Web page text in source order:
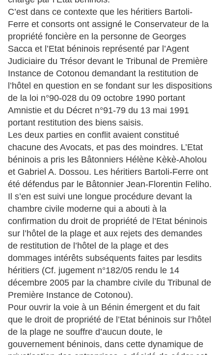
C’est dans ce contexte que les héritiers Bartoli-
Ferre et consorts ont assigné le Conservateur de la
propriété foncière en la personne de Georges
Sacca et l’Etat béninois représenté par l’Agent
Judiciaire du Trésor devant le Tribunal de Première
Instance de Cotonou demandant la restitution de
l’hôtel en question en se fondant sur les dispositions
de la loi n°90-028 du 09 octobre 1990 portant
Amnistie et du Décret n°91-79 du 13 mai 1991
portant restitution des biens saisis.
Les deux parties en conflit avaient constitué
chacune des Avocats, et pas des moindres. L’Etat
béninois a pris les Bâtonniers Hélène Kèkè-Aholou
et Gabriel A. Dossou. Les héritiers Bartoli-Ferre ont
été défendus par le Bâtonnier Jean-Florentin Feliho.
Il s’en est suivi une longue procédure devant la
chambre civile moderne qui a abouti à la
confirmation du droit de propriété de l’Etat béninois
sur l’hôtel de la plage et aux rejets des demandes
de restitution de l’hôtel de la plage et des
dommages intérêts subséquents faites par lesdits
héritiers (Cf. jugement n°182/05 rendu le 14
décembre 2005 par la chambre civile du Tribunal de
Première Instance de Cotonou).
Pour ouvrir la voie à un Bénin émergent et du fait
que le droit de propriété de l’Etat béninois sur l’hôtel
de la plage ne souffre d’aucun doute, le
gouvernement béninois, dans cette dynamique de